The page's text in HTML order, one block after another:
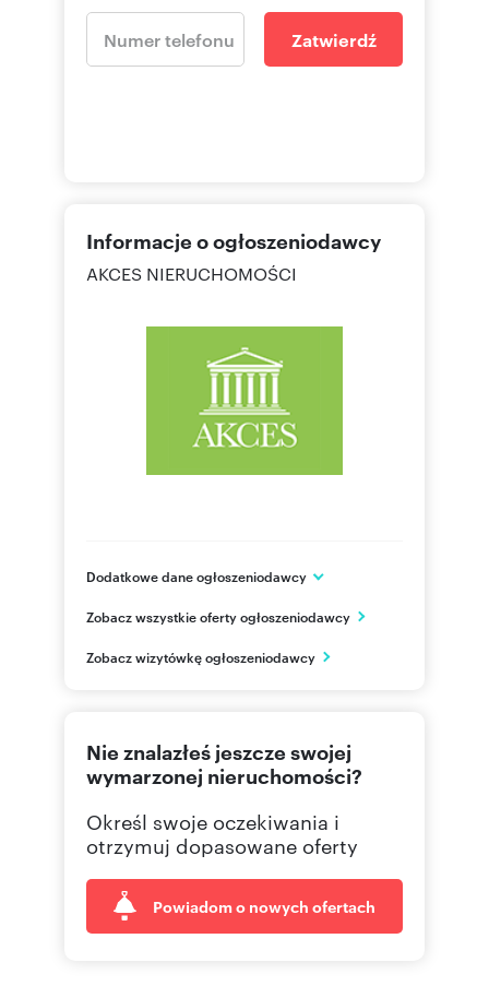
Zatwierdź
Informacje o ogłoszeniodawcy
AKCES NIERUCHOMOŚCI
Dodatkowe dane ogłoszeniodawcy
Warszawa
PL
228442 Pokaż telefon
226 42 Pokaż telefon
Zobacz wszystkie oferty ogłoszeniodawcy
Zobacz wizytówkę ogłoszeniodawcy
Nie znalazłeś jeszcze swojej
wymarzonej nieruchomości?
Określ swoje oczekiwania i
otrzymuj dopasowane oferty
Powiadom o nowych ofertach